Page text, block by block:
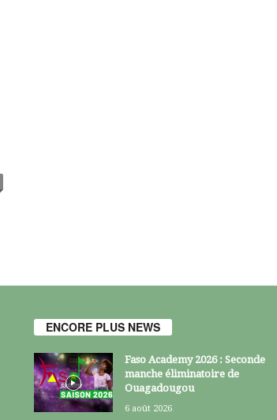
ENCORE PLUS NEWS
Faso Academy 2026 : Seconde
manche éliminatoire de
Ouagadougou
6 août 2026